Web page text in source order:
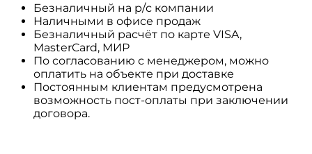
Безналичный на р/с компании
Наличными в офисе продаж
Безналичный расчёт по карте VISA,
MasterCard, МИР
По согласованию с менеджером, можно
оплатить на объекте при доставке
Постоянным клиентам предусмотрена
возможность пост-оплаты при заключении
договора.